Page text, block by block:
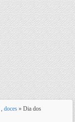
, doces » Dia dos